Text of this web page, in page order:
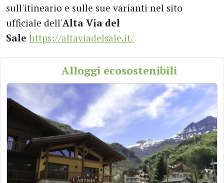
sull'itineario e sulle sue varianti nel sito
ufficiale dell'Alta Via del
Sale https://altaviadelsale.it/
Alloggi ecosostenibili